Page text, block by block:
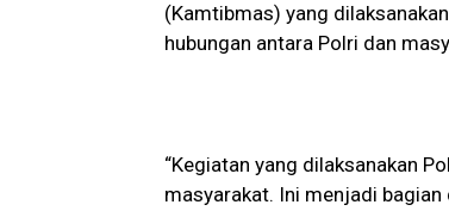
(Kamtibmas) yang
hubungan antara Polri dan
“Kegiatan yang dilaksanakan
masyarakat. Ini menjadi